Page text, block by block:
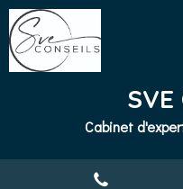
Cabinet